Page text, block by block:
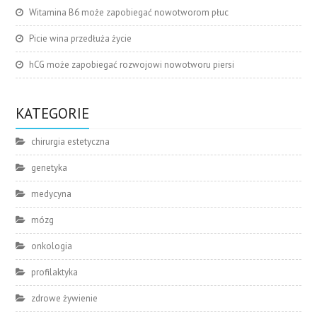
Witamina B6 może zapobiegać nowotworom płuc
Picie wina przedłuża życie
hCG może zapobiegać rozwojowi nowotworu piersi
KATEGORIE
chirurgia estetyczna
genetyka
medycyna
mózg
onkologia
profilaktyka
zdrowe żywienie